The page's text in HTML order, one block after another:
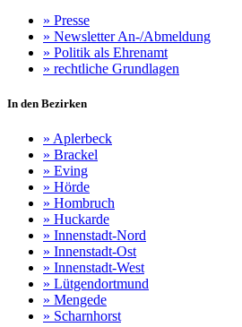
» Presse
» Newsletter An-/Abmeldung
» Politik als Ehrenamt
» rechtliche Grundlagen
In den Bezirken
» Aplerbeck
» Brackel
» Eving
» Hörde
» Hombruch
» Huckarde
» Innenstadt-Nord
» Innenstadt-Ost
» Innenstadt-West
» Lütgendortmund
» Mengede
» Scharnhorst